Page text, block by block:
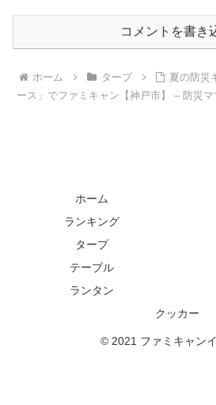
コメントを書き
ホーム タープ
夏の防災
ース」でファミキャン【神戸市】 – 防災マ
ホーム
ランキング
タープ
テーブル
ランタン
クッカー
© 2021 ファミキャン